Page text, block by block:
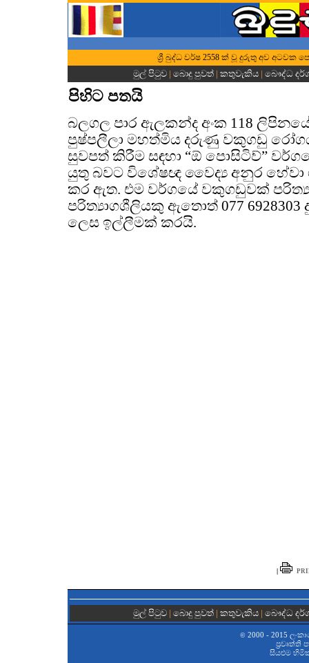
ශ්‍රී බුද්ධ වර්ෂ 2558 ක් වූ දුරුතු අව අටවක
මුල් පිටුව | බොදු පුවත්| කතුවැකිය| බෞද්ධ
පිහිට පතයි
බලගල පාර ඇලකන්ද අංක 118
පුෂ්පලීලා මහත්මිය දරුණු වකුගඩු
සුවපත් කිරීම සඳහා “ඕ පොසිටිව්”
යුතු බවට විශේෂඥ වෛද්‍ය අනුර හේවා
කර ඇත. එම වර්ගයේ වකුගඩුවක්
පරිත්‍යාගශීලියකු ඇතොත් 077
ලෙස ඉල්ලීමක් කරයි.
|
මුල් පිටුව | බොදු පුවත්| කතුවැකිය| බෞද්ධ
©2000 - 2015
ප‍්‍රවෘත්ති
සියළුම